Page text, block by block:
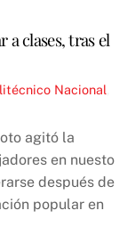
a clases, tras el
Nacional
agitó la
en nuesto
después de
popular en